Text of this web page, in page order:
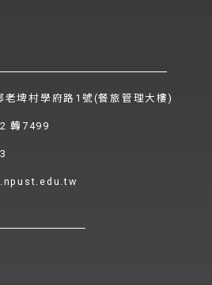
老埤村學府路1號(餐旅管理大樓)
轉7499